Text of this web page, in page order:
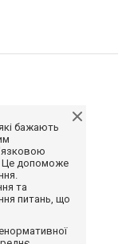
бажають
Це допоможе
та
питань, що